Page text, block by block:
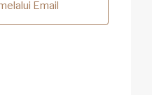
Email